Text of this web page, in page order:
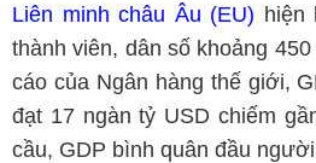
Liên minh châu Âu (EU) hiện
thành viên, dân số khoảng
cáo của Ngân hàng thế giới,
đạt 17 ngàn tỷ USD chiếm
cầu, GDP bình quân đầu